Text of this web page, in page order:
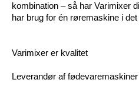
kombination – så har Varimixer
har brug for én røremaskine i
Varimixer er kvalitet
Leverandør af fødevaremaskiner